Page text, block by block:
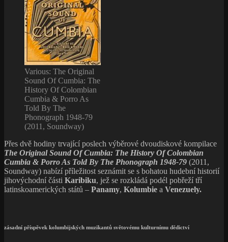
Various: The Original
Sound Of Cumbia: The
History Of Colombian
Cumbia & Porro As
Told By The
Phonograph 1948-79
(2011, Soundway)
Přes dvě hodiny trvající poslech výběrové dvoudiskové kompilace
The Original Sound Of Cumbia: The History Of Colombian
Cumbia & Porro As Told By The Phonograph 1948-79 (2011,
Soundway) nabízí příležitost seznámit se s bohatou hudební historií
jihovýchodní části Karibiku, jež se rozkládá podél pobřeží tří
latinskoamerických států – Panamy, Kolumbie a Venezuely.
zásadní příspěvek kolumbijských muzikantů světovému kulturnímu dědictví